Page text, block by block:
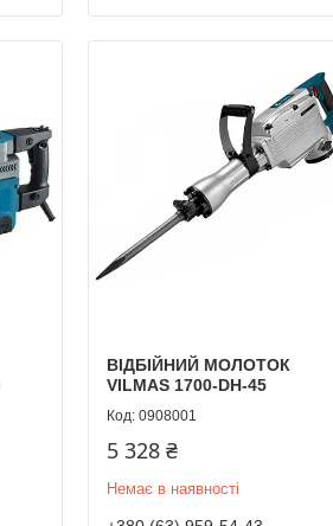
ВІДБІЙНИЙ МОЛОТОК
VILMAS 1700-DH-45
0908001
5 328 ₴
Немає в наявності